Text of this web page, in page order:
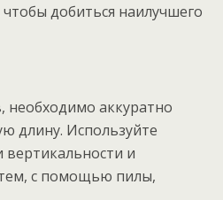
добиться наилучшего
необходимо аккуратно
длину. Используйте
и
с помощью пилы,